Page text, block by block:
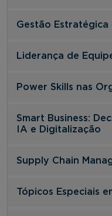
Gestão Estratégica
Liderança de
Power Skills nas
Smart Business:
IA e Digitalização
Supply Chain
Tópicos Especiais